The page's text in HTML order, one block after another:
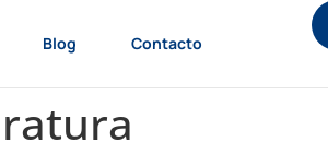
Blog Contacto